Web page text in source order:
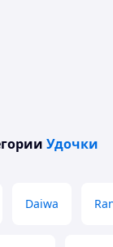
Удочки
Daiwa